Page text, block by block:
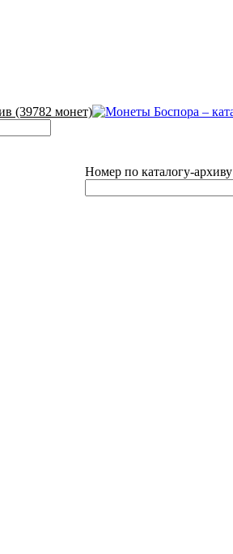
(39782 монет)
Номер по каталогу-архиву